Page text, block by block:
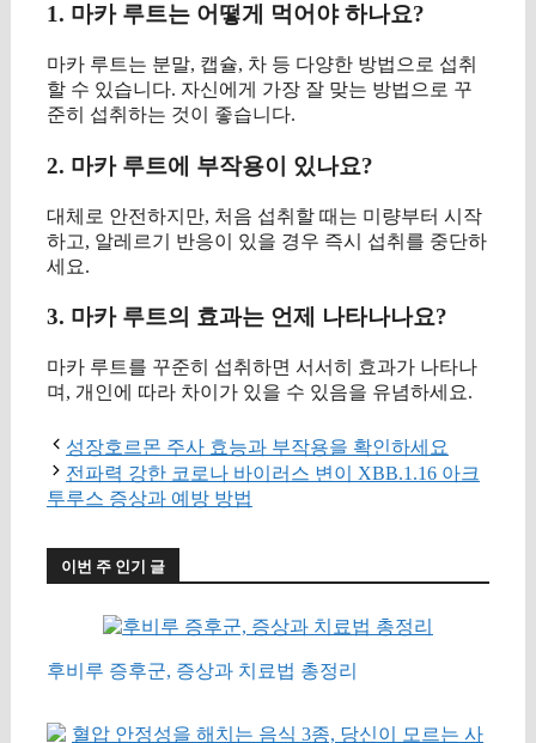
1. 마카 루트는 어떻게 먹어야 하나요?
마카 루트는 분말, 캡슐, 차 등 다양한 방법으로 섭취
할 수 있습니다. 자신에게 가장 잘 맞는 방법으로 꾸
준히 섭취하는 것이 좋습니다.
2. 마카 루트에 부작용이 있나요?
대체로 안전하지만, 처음 섭취할 때는 미량부터 시작
하고, 알레르기 반응이 있을 경우 즉시 섭취를 중단하
세요.
3. 마카 루트의 효과는 언제 나타나나요?
마카 루트를 꾸준히 섭취하면 서서히 효과가 나타나
며, 개인에 따라 차이가 있을 수 있음을 유념하세요.
성장호르몬 주사 효능과 부작용을 확인하세요
전파력 강한 코로나 바이러스 변이 XBB.1.16 아크
투루스 증상과 예방 방법
이번 주 인기 글
후비루 증후군, 증상과 치료법 총정리